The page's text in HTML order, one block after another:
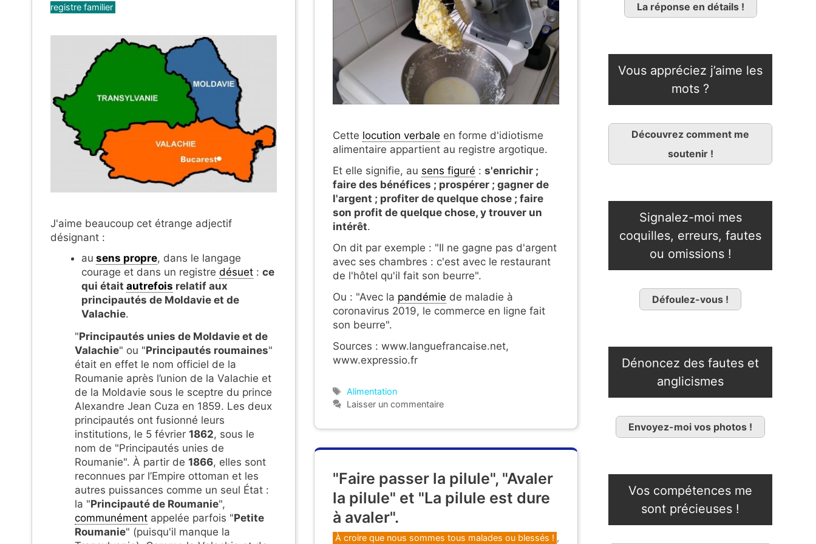
Cette locution verbale en forme d'idiotisme
alimentaire appartient au registre argotique.
Et elle signifie, au sens figuré : s'enrichir ;
faire des bénéfices ; prospérer ; gagner de
l'argent ; profiter de quelque chose ; faire
son profit de quelque chose, y trouver un
intérêt.
On dit par exemple : "Il ne gagne pas d'argent
avec ses chambres : c'est avec le restaurant
de l'hôtel qu'il fait son beurre".
Ou : "Avec la pandémie de maladie à
coronavirus 2019, le commerce en ligne fait
son beurre".
Sources : www.languefrancaise.net,
www.expressio.fr
Étiquettes
Alimentation
Laisser un commentaire
registre familier
J'aime beaucoup cet étrange adjectif
désignant :
au sens propre, dans le langage
courage et dans un registre désuet : ce
qui était autrefois relatif aux
principautés de Moldavie et de
Valachie.
"Principautés unies de Moldavie et de
Valachie" ou "Principautés roumaines"
était en effet le nom officiel de la
Roumanie après l’union de la Valachie et
de la Moldavie sous le sceptre du prince
Alexandre Jean Cuza en 1859. Les deux
principautés ont fusionné leurs
institutions, le 5 février 1862, sous le
nom de "Principautés unies de
Roumanie". À partir de 1866, elles sont
reconnues par l’Empire ottoman et les
autres puissances comme un seul État :
la "Principauté de Roumanie",
communément appelée parfois "Petite
Roumanie" (puisqu'il manque la
"Faire passer la pilule", "Avaler
la pilule" et "La pilule est dure
à avaler".
Catégories
À croire que nous sommes tous malades ou blessés ! ,
La réponse en détails !
Vous appréciez j’aime les
mots ?
Découvrez comment me
soutenir !
Signalez-moi mes
coquilles, erreurs, fautes
ou omissions !
Défoulez-vous !
Dénoncez des fautes et
anglicismes
Envoyez-moi vos photos !
Vos compétences me
sont précieuses !